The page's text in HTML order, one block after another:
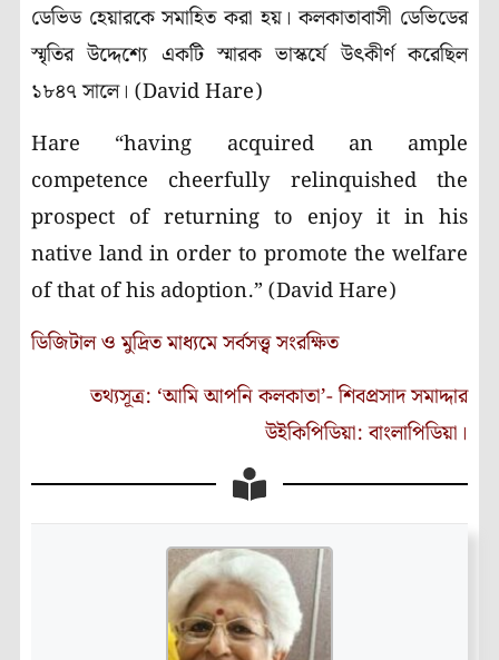
ডেভিড হেয়ারকে সমাহিত করা হয়। কলকাতাবাসী ডেভিডের
স্মৃতির উদ্দেশ্যে একটি স্মারক ভাস্কর্যে উৎকীর্ণ করেছিল
১৮৪৭ সালে। (David Hare)
Hare “having acquired an ample
competence cheerfully relinquished the
prospect of returning to enjoy it in his
native land in order to promote the welfare
of that of his adoption.” (David Hare)
ডিজিটাল ও মুদ্রিত মাধ্যমে সর্বসত্ত্ব সংরক্ষিত
তথ্যসূত্র: ‘আমি আপনি কলকাতা’- শিবপ্রসাদ সমাদ্দার
উইকিপিডিয়া: বাংলাপিডিয়া।